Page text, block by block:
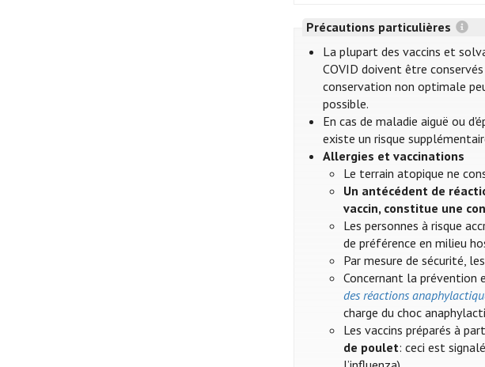
Précautions particulières
La plupart des vaccins et
COVID doivent être
conservation non optimale
possible.
En cas de maladie aiguë ou
existe un risque
Allergies et vaccinations
Le terrain atopique ne
Un antécédent de
vaccin, constitue une
Les personnes à risque
de préférence en milieu
Par mesure de sécurité,
Concernant la prévention
des réactions
charge du choc
Les vaccins préparés à
de poulet: ceci est